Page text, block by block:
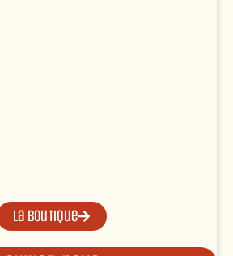
La boutique